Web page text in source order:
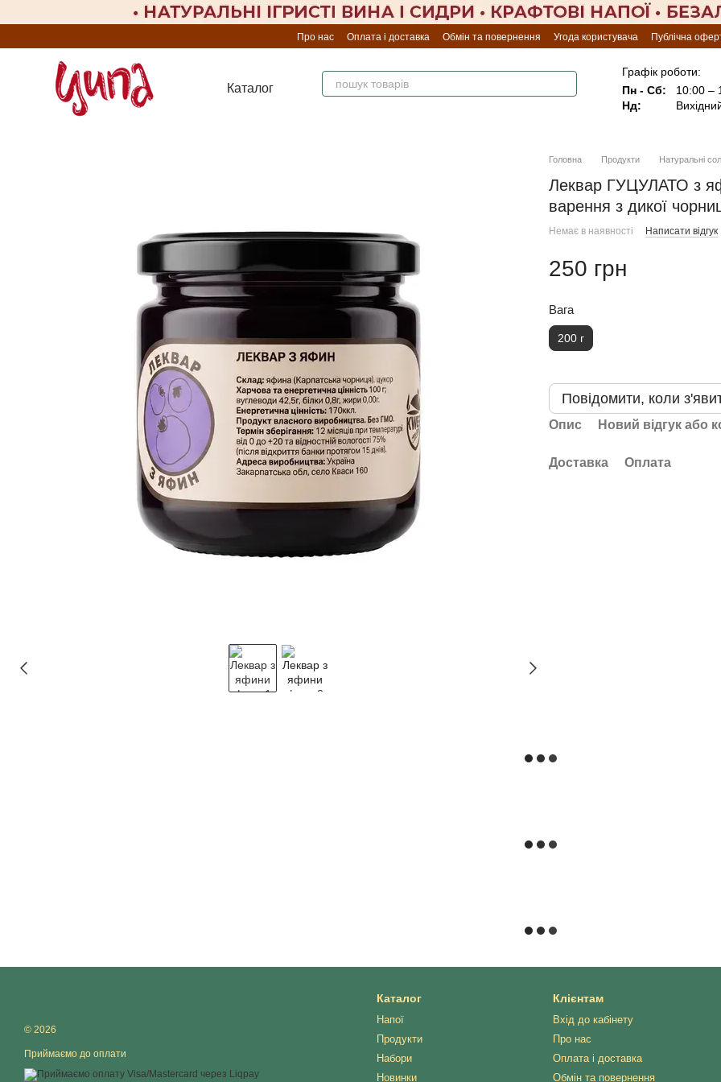
Перейти до основного контенту
Про нас Оплата і доставка Обмін та повернення Угода користувача Публічна
Каталог
Графік роботи:
Пн - Сб:
10:00 –
Нд:
Головна Продукти Натуральні
Леквар ГУЦУЛАТО з
варення з дикої
Немає в наявності Написати відгук
250 грн
Вага
200 г
Повідомити, коли
Опис Новий відгук або
Доставка Оплата
© 2026
Приймаємо до оплати
Каталог
Напої
Продукти
Набори
Новинки
Клієнтам
Вхід до кабінету
Про нас
Оплата і доставка
Обмін та повернення